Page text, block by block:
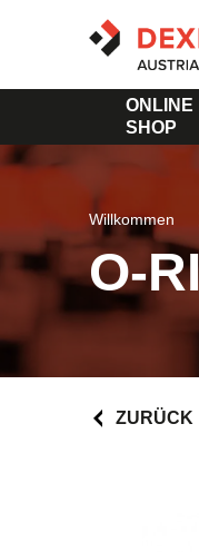
ONLINE
SHOP
Willkommen
O-
ZURÜCK